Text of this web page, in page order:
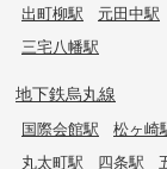
出町柳駅 元田中駅
三宅八幡駅
地下鉄烏丸線
国際会館駅 松ヶ崎
丸太町駅
四条駅